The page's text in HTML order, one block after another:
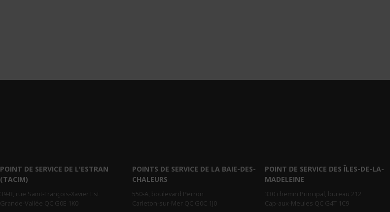
POINT DE SERVICE DE L'ESTRAN
(TACIM)
39-B, rue Saint-François-Xavier Est
Grande-Vallée QC G0E 1K0
POINTS DE SERVICE DE LA BAIE-DES-
CHALEURS
550-A, boulevard Perron
Carleton-sur-Mer QC G0C 1J0
POINT DE SERVICE DES ÎLES-DE-LA-
MADELEINE
330 chemin Principal, bureau 212
Cap-aux-Meules QC G4T 1C9